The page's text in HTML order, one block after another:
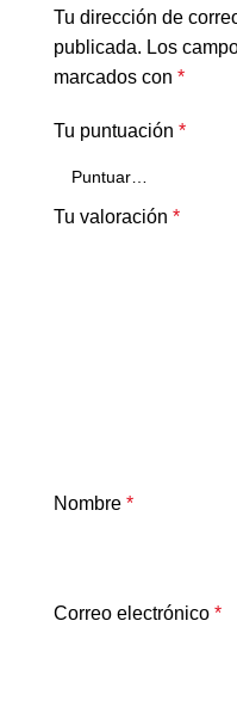
Tu dirección de
publicada. Los
marcados con *
Tu puntuación *
Tu valoración *
Nombre *
Correo electrónico *